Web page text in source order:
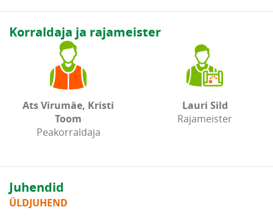
Korraldaja ja rajameister
Ats Virumäe, Kristi
Toom
Peakorraldaja
Lauri Sild
Rajameister
Juhendid
ÜLDJUHEND